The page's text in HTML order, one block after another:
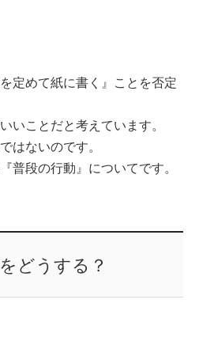
定めて紙に書く』ことを否定
いことだと考えています。
はないのです。
普段の行動』についてです。
どうする？